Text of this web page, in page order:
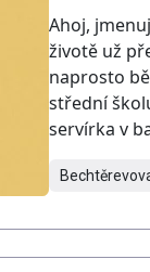
Ahoj,
životě už
naprosto
střední
servírka v